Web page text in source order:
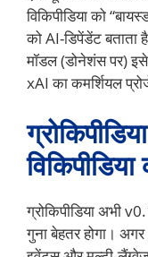
विकिपीडिया को
को AI-डिपेंडेंट बताता
मॉडल (डोनेशंस पर) इसे
xAI का कमर्शियल
ग्रोकिपीडिया अभी
गुना बेहतर होगा।